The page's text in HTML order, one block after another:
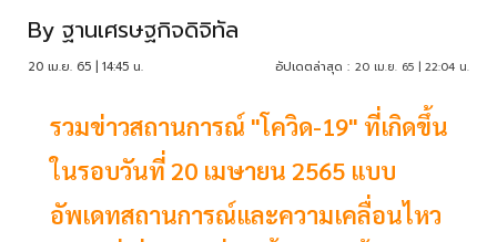
By ฐานเศรษฐกิจดิจิทัล
20 เม.ย. 65 | 14:45 น. อัปเดตล่าสุด : 20 เม.ย. 65 | 22:04 น.
รวมข่าวสถานการณ์ "โควิด-19" ที่เกิดขึ้น
ในรอบวันที่ 20 เมษายน 2565 แบบ
อัพเดทสถานการณ์และความเคลื่อนไหว